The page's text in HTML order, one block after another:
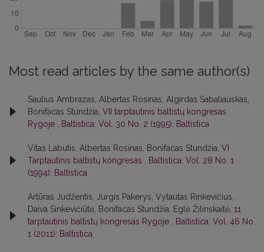
Most read articles by the same author(s)
Saulius Ambrazas, Albertas Rosinas, Algirdas Sabaliauskas,
Bonifacas Stundžia, VII tarptautinis baltistų kongresas
Rygoje
Baltistica: Vol. 30 No. 2 (1995): Baltistica
Vitas Labutis, Albertas Rosinas, Bonifacas Stundžia, VI
Tarptautinis baltistų kongresas
Baltistica: Vol. 28 No. 1
(1994): Baltistica
Artūras Judžentis, Jurgis Pakerys, Vytautas Rinkevičius,
Daiva Sinkevičiūtė, Bonifacas Stundžia, Eglė Žilinskaitė, 11
tarptautinis baltistų kongresas Rygoje
Baltistica: Vol. 46 No.
1 (2011): Baltistica